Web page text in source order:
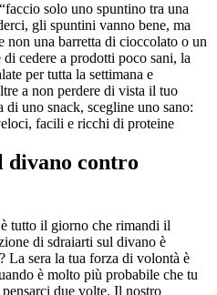
solo uno spuntino tra una
gli spuntini vanno bene, ma
non una barretta di cioccolato o un
cedere a prodotti poco sani, la
per tutta la settimana e
a non perdere di vista il tuo
uno snack, scegline uno sano:
facili e ricchi di proteine
divano contro
tutto il giorno che rimandi il
di sdraiarti sul divano è
La sera la tua forza di volontà è
è molto più probabile che tu
due volte. Il nostro